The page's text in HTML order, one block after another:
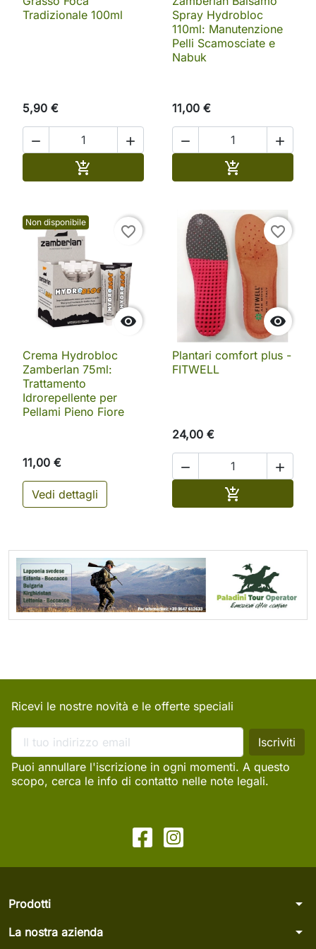
Tradizionale 100ml
5,90 €
 

Spray Hydrobloc
110ml: Manutenzione
Pelli Scamosciate e
Nabuk
11,00 €
 

Non disponibile

favorite_border
Crema Hydrobloc
Zamberlan 75ml:
Trattamento
Idrorepellente per
Pellami Pieno Fiore
11,00 €
Vedi dettagli

favorite_border
Plantari comfort plus -
FITWELL
24,00 €
 

Ricevi le nostre novità e le offerte speciali
Puoi annullare l'iscrizione in ogni momenti. A questo
scopo, cerca le info di contatto nelle note legali.
Prodotti arrow_drop_down
La nostra azienda arrow_drop_down